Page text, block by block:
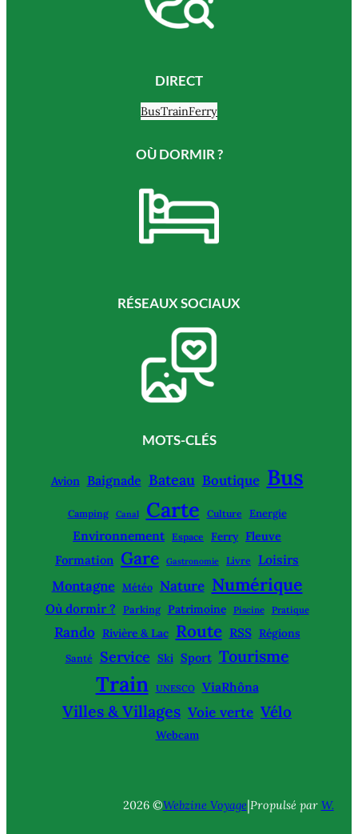
DIRECT
BusTrainFerry
OÙ DORMIR ?
RÉSEAUX SOCIAUX
MOTS-CLÉS
Avion Baignade Bateau Boutique Bus
Camping Canal Carte Culture Energie
Environnement Espace Ferry Fleuve
Formation Gare Gastronomie Livre Loisirs
Montagne Météo Nature Numérique
Où dormir ? Parking Patrimoine Piscine Pratique
Rando Rivière & Lac Route RSS Régions
Santé Service Ski Sport Tourisme
Train UNESCO ViaRhôna
Villes & Villages Voie verte Vélo
Webcam
2026 ©Webzine Voyage|Propulsé par W.